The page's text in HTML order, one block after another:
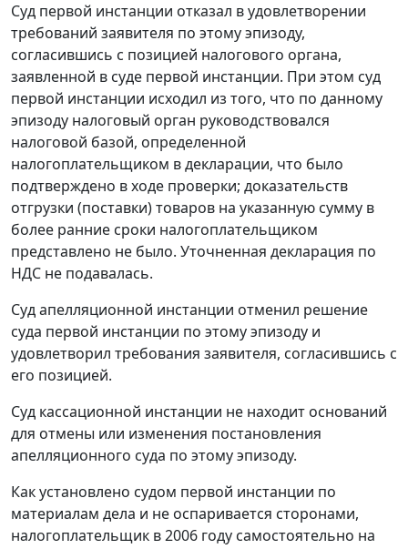
Суд первой инстанции отказал в удовлетворении
требований заявителя по этому эпизоду,
согласившись с позицией налогового органа,
заявленной в суде первой инстанции. При этом суд
первой инстанции исходил из того, что по данному
эпизоду налоговый орган руководствовался
налоговой базой, определенной
налогоплательщиком в декларации, что было
подтверждено в ходе проверки; доказательств
отгрузки (поставки) товаров на указанную сумму в
более ранние сроки налогоплательщиком
представлено не было. Уточненная декларация по
НДС не подавалась.
Суд апелляционной инстанции отменил решение
суда первой инстанции по этому эпизоду и
удовлетворил требования заявителя, согласившись с
его позицией.
Суд кассационной инстанции не находит оснований
для отмены или изменения постановления
апелляционного суда по этому эпизоду.
Как установлено судом первой инстанции по
материалам дела и не оспаривается сторонами,
налогоплательщик в 2006 году самостоятельно на